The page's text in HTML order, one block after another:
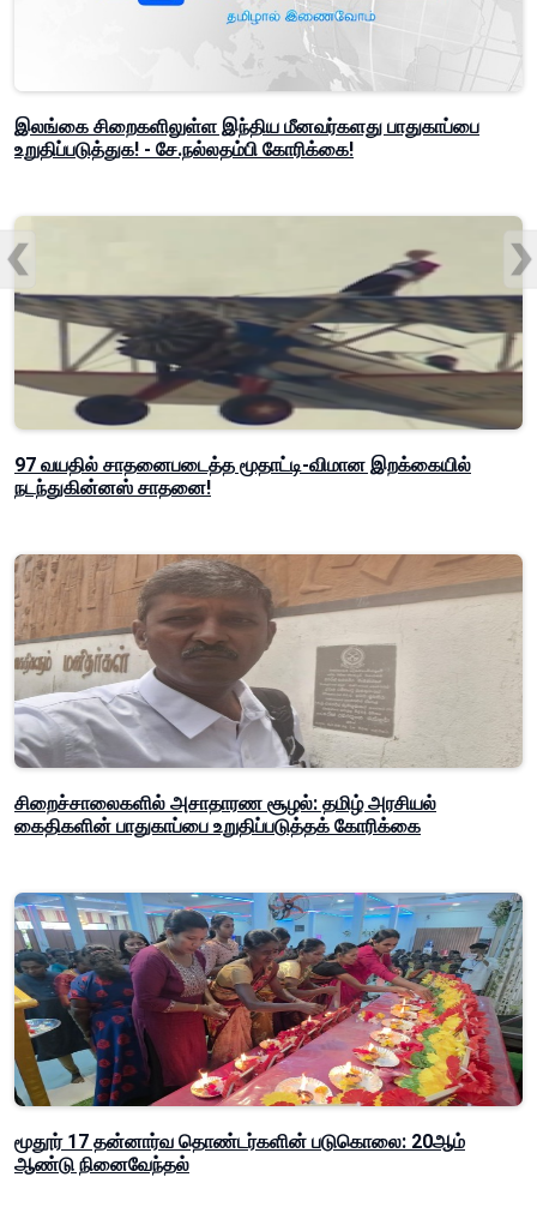
இலங்கை சிறைகளிலுள்ள இந்திய மீனவர்களது பாதுகாப்பை
உறுதிப்படுத்துக! - சே.நல்லதம்பி கோரிக்கை!
97 வயதில் சாதனைபடைத்த மூதாட்டி-விமான இறக்கையில்
நடந்துகின்னஸ் சாதனை!
சிறைச்சாலைகளில் அசாதாரண சூழல்: தமிழ் அரசியல்
கைதிகளின் பாதுகாப்பை உறுதிப்படுத்தக் கோரிக்கை
மூதூர் 17 தன்னார்வ தொண்டர்களின் படுகொலை: 20ஆம்
ஆண்டு நினைவேந்தல்